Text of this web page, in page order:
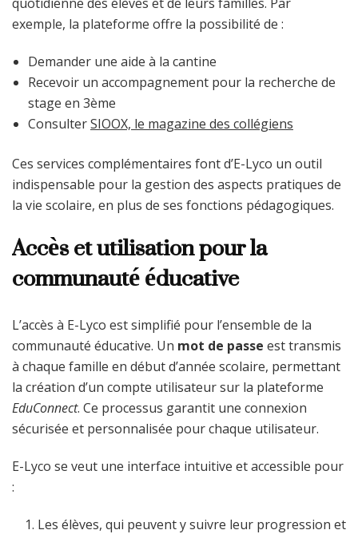
quotidienne des élèves et de leurs familles. Par
exemple, la plateforme offre la possibilité de :
Demander une aide à la cantine
Recevoir un accompagnement pour la recherche de
stage en 3ème
ConsulterSIOOX, le magazine des collégiens
Ces services complémentaires font d’E-Lyco un outil
indispensable pour la gestion des aspects pratiques de
la vie scolaire, en plus de ses fonctions pédagogiques.
Accès et utilisation pour la
communauté éducative
L’accès à E-Lyco est simplifié pour l’ensemble de la
communauté éducative. Un mot de passe est transmis
à chaque famille en début d’année scolaire, permettant
la création d’un compte utilisateur sur la plateforme
EduConnect. Ce processus garantit une connexion
sécurisée et personnalisée pour chaque utilisateur.
E-Lyco se veut une interface intuitive et accessible pour
:
Les élèves, qui peuvent y suivre leur progression et